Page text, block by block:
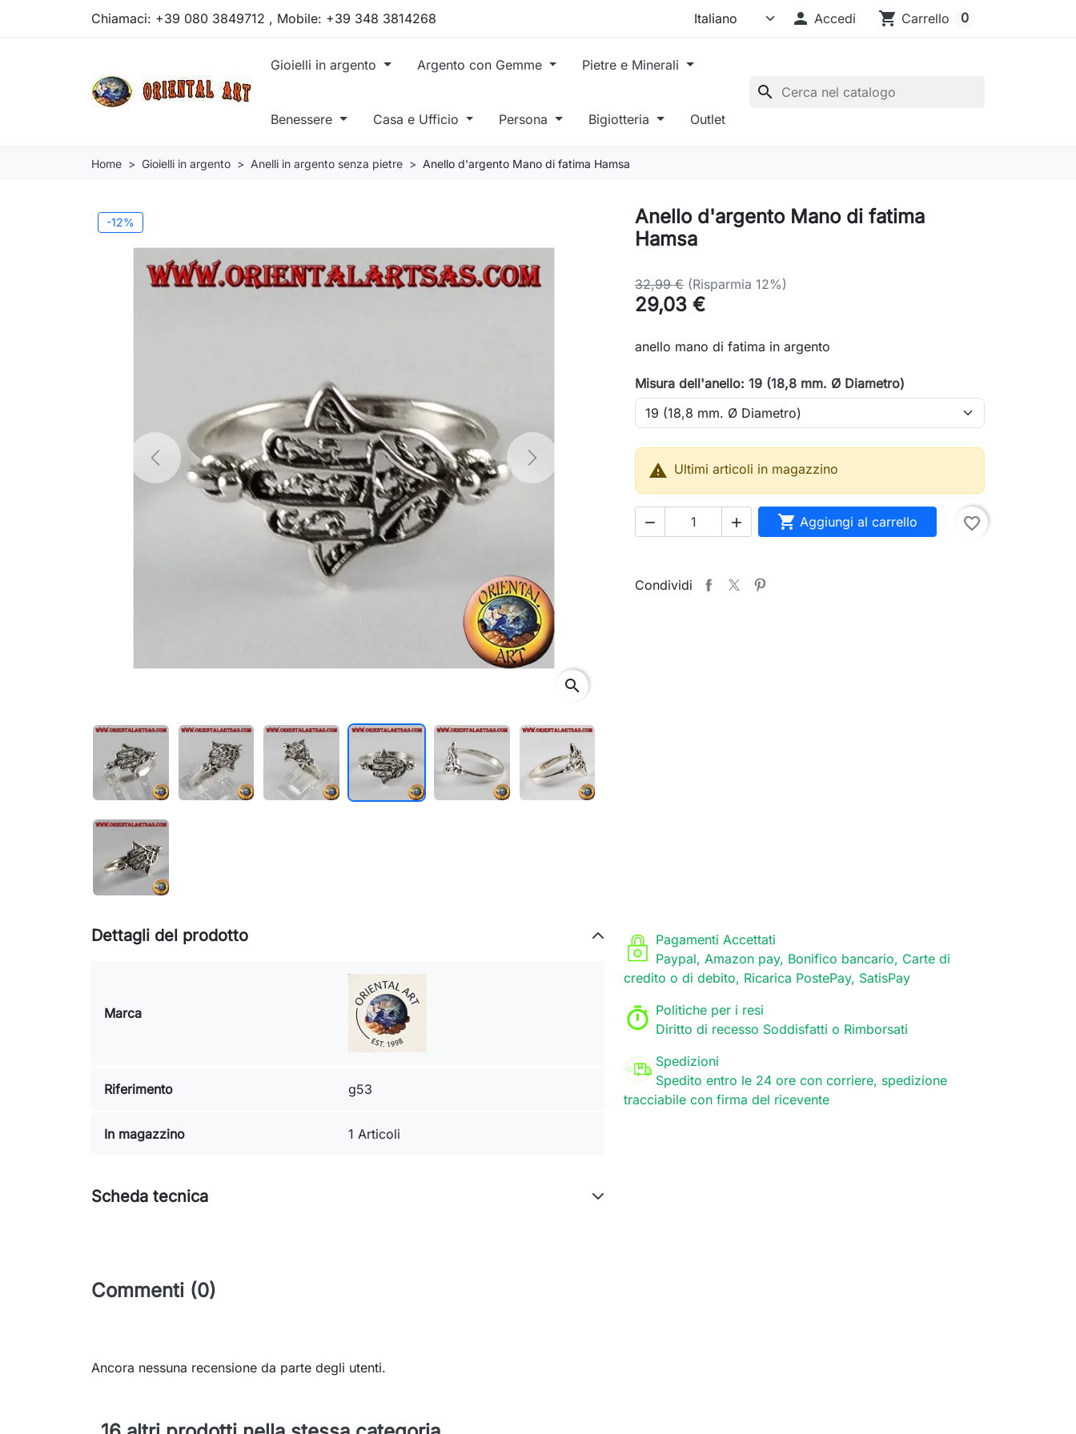
Chiamaci: +39 080 3849712 , Mobile: +39 348 3814268  Accedi shopping_cart Carrello 0
Gioielli in argento Argento con Gemme Pietre e Minerali
Benessere Casa e Ufficio Persona Bigiotteria Outlet
search
Home Gioielli in argento Anelli in argento senza pietre Anello d'argento Mano di fatima Hamsa
-12%
Previous Next
search
Anello d'argento Mano di fatima
Hamsa
32,99 € (Risparmia 12%)
29,03 €
anello mano di fatima in argento
Misura dell'anello: 19 (18,8 mm. Ø Diametro)
 Ultimi articoli in magazzino
   Aggiungi al carrello favorite_border
Condividi
Pagamenti Accettati
Paypal, Amazon pay, Bonifico bancario, Carte di
credito o di debito, Ricarica PostePay, SatisPay
Politiche per i resi
Diritto di recesso Soddisfatti o Rimborsati
Spedizioni
Spedito entro le 24 ore con corriere, spedizione
tracciabile con firma del ricevente
Dettagli del prodotto
Marca
Riferimento g53
In magazzino 1 Articoli
Scheda tecnica
Commenti (0)
Ancora nessuna recensione da parte degli utenti.